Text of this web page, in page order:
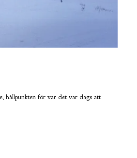
hållpunkten för var det var dags att